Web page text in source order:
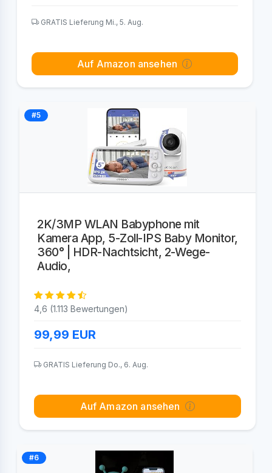
GRATIS Lieferung Mi., 5. Aug.
Auf Amazon ansehen
#5
2K/3MP WLAN Babyphone mit
Kamera App, 5-Zoll-IPS Baby Monitor,
360° | HDR-Nachtsicht, 2-Wege-
Audio,
4,6 (1.113 Bewertungen)
99,99 EUR
GRATIS Lieferung Do., 6. Aug.
Auf Amazon ansehen
#6